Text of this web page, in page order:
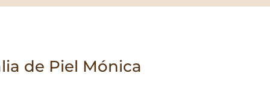
de Piel Mónica